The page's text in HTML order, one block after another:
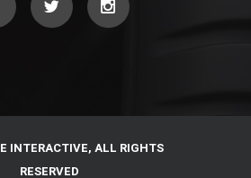
INTERACTIVE, ALL RIGHTS
RESERVED